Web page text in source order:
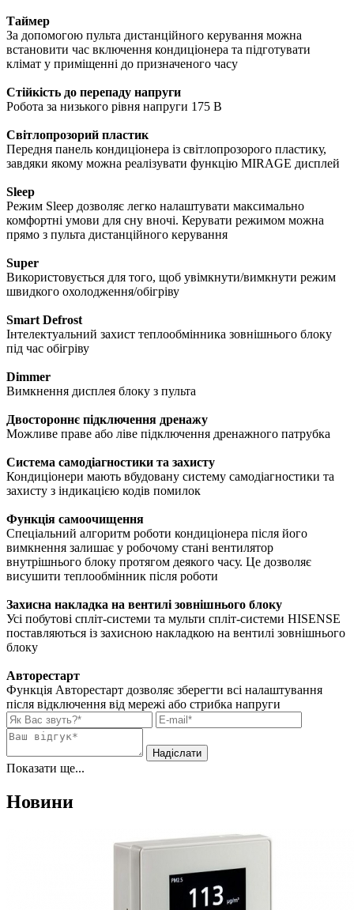
Таймер
За допомогою пульта дистанційного керування можна
встановити час включення кондиціонера та підготувати
клімат у приміщенні до призначеного часу
Стійкість до перепаду напруги
Робота за низького рівня напруги 175 В
Світлопрозорий пластик
Передня панель кондиціонера із світлопрозорого пластику,
завдяки якому можна реалізувати функцію MIRAGE дисплей
Sleep
Режим Sleep дозволяє легко налаштувати максимально
комфортні умови для сну вночі. Керувати режимом можна
прямо з пульта дистанційного керування
Super
Використовується для того, щоб увімкнути/вимкнути режим
швидкого охолодження/обігріву
Smart Defrost
Інтелектуальний захист теплообмінника зовнішнього блоку
під час обігріву
Dimmer
Вимкнення дисплея блоку з пульта
Двостороннє підключення дренажу
Можливе праве або ліве підключення дренажного патрубка
Система самодіагностики та захисту
Кондиціонери мають вбудовану систему самодіагностики та
захисту з індикацією кодів помилок
Функція самоочищення
Спеціальний алгоритм роботи кондиціонера після його
вимкнення залишає у робочому стані вентилятор
внутрішнього блоку протягом деякого часу. Це дозволяє
висушити теплообмінник після роботи
Захисна накладка на вентилі зовнішнього блоку
Усі побутові спліт-системи та мульти спліт-системи HISENSE
поставляються із захисною накладкою на вентилі зовнішнього
блоку
Авторестарт
Функція Авторестарт дозволяє зберегти всі налаштування
після відключення від мережі або стрибка напруги
Показати ще...
Новини